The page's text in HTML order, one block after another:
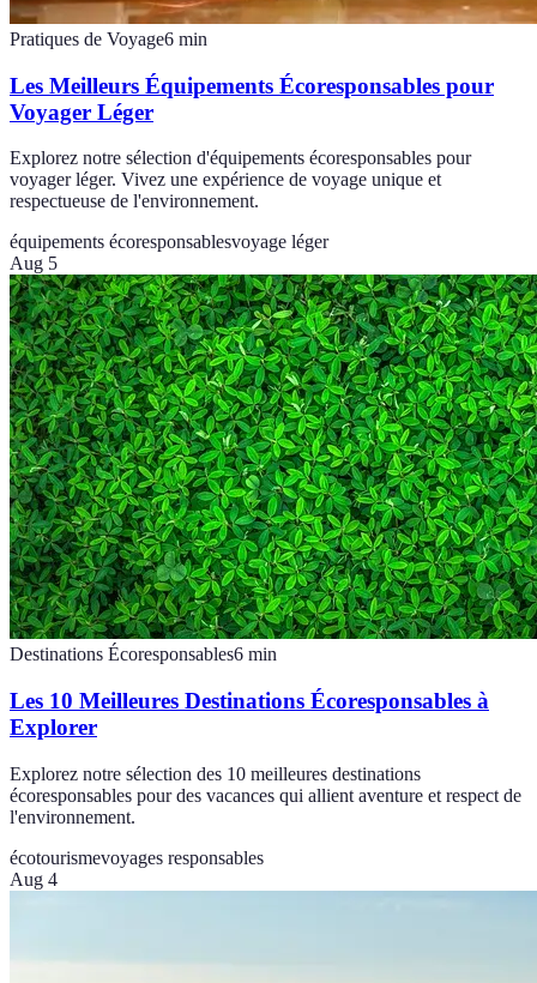
Pratiques de Voyage6 min
Les Meilleurs Équipements Écoresponsables pour
Voyager Léger
Explorez notre sélection d'équipements écoresponsables pour
voyager léger. Vivez une expérience de voyage unique et
respectueuse de l'environnement.
équipements écoresponsablesvoyage léger
Aug 5
Destinations Écoresponsables6 min
Les 10 Meilleures Destinations Écoresponsables à
Explorer
Explorez notre sélection des 10 meilleures destinations
écoresponsables pour des vacances qui allient aventure et respect de
l'environnement.
écotourismevoyages responsables
Aug 4